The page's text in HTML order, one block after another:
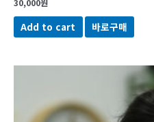
Add to cart 바로구매